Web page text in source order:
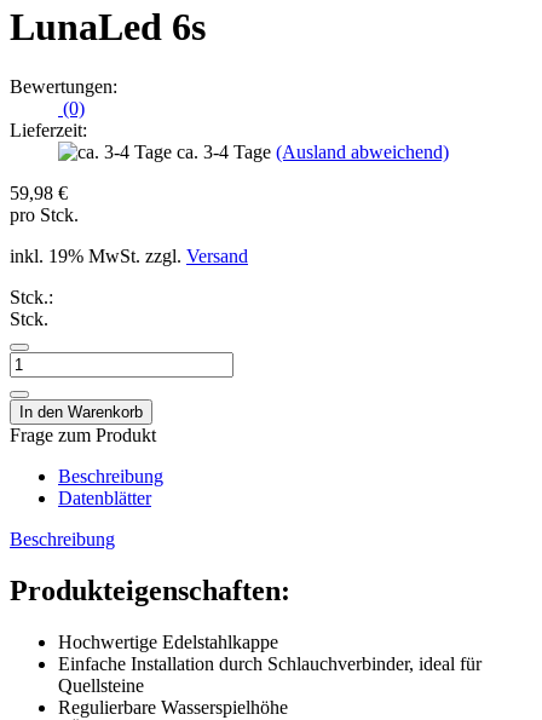
LunaLed 6s
Bewertungen:
(0)
Lieferzeit:
ca. 3-4 Tage (Ausland abweichend)
59,98 €
pro Stck.
inkl. 19% MwSt. zzgl. Versand
Stck.:
Stck.
Frage zum Produkt
Beschreibung
Datenblätter
Beschreibung
Produkteigenschaften:
Hochwertige Edelstahlkappe
Einfache Installation durch Schlauchverbinder, ideal für
Quellsteine
Regulierbare Wasserspielhöhe